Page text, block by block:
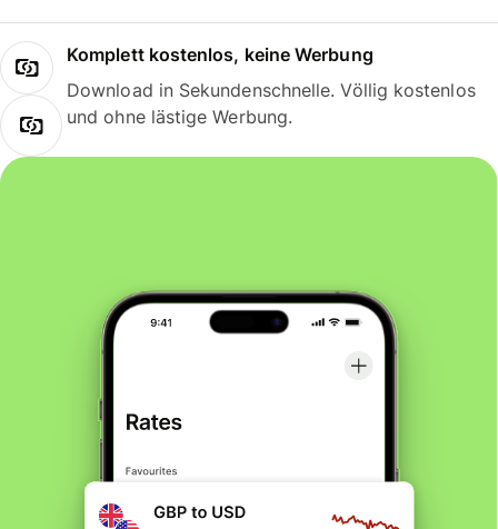
Komplett kostenlos, keine Werbung
Download in Sekundenschnelle. Völlig kostenlos
und ohne lästige Werbung.